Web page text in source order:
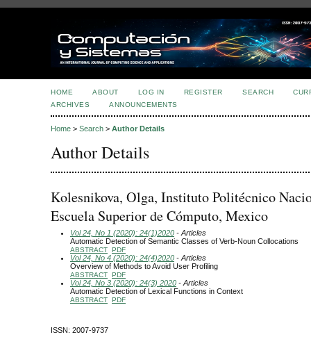
HOME ABOUT LOG IN REGISTER SEARCH
ARCHIVES
ANNOUNCEMENTS
Home > Search > Author Details
Author Details
Kolesnikova, Olga, Instituto Politécnico
Escuela Superior de Cómputo, Mexico
Vol 24, No 1 (2020): 24(1)2020 - Articles
Automatic Detection of Semantic Classes of Verb-Noun Collocations
ABSTRACT PDF
Vol 24, No 4 (2020): 24(4)2020 - Articles
Overview of Methods to Avoid User Profiling
ABSTRACT PDF
Vol 24, No 3 (2020): 24(3) 2020 - Articles
Automatic Detection of Lexical Functions in Context
ABSTRACT PDF
ISSN: 2007-9737